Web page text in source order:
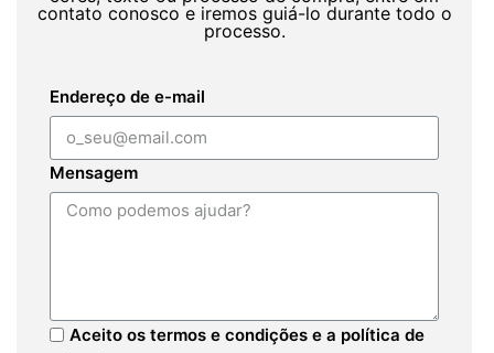
contato conosco e iremos guiá-lo durante todo o
processo.
Endereço de e-mail
Mensagem
Aceito os termos e condições e a política de